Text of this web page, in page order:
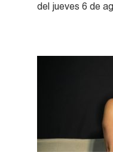
del jueves 6 de